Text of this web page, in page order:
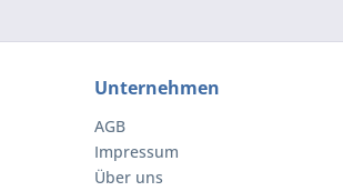
Unternehmen
AGB
Impressum
Über uns